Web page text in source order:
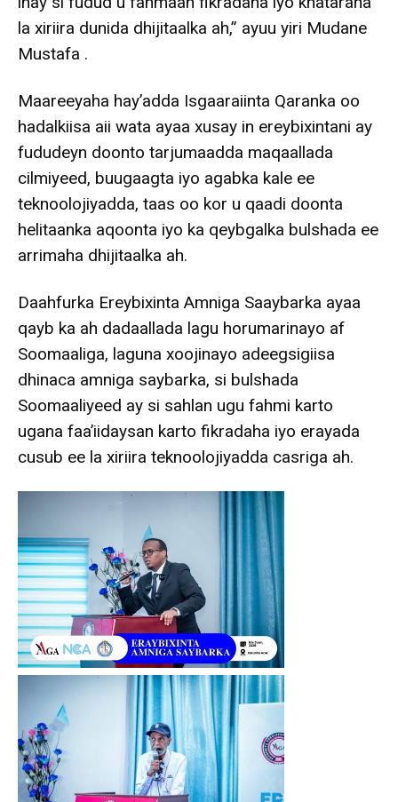
la xiriira dunida dhijitaalka ah,” ayuu yiri Mudane
Mustafa .
Maareeyaha hay’adda Isgaaraiinta Qaranka oo
hadalkiisa aii wata ayaa xusay in ereybixintani ay
fududeyn doonto tarjumaadda maqaallada
cilmiyeed, buugaagta iyo agabka kale ee
teknoolojiyadda, taas oo kor u qaadi doonta
helitaanka aqoonta iyo ka qeybgalka bulshada ee
arrimaha dhijitaalka ah.
Daahfurka Ereybixinta Amniga Saaybarka ayaa
qayb ka ah dadaallada lagu horumarinayo af
Soomaaliga, laguna xoojinayo adeegsigiisa
dhinaca amniga saybarka, si bulshada
Soomaaliyeed ay si sahlan ugu fahmi karto
ugana faa’iidaysan karto fikradaha iyo erayada
cusub ee la xiriira teknoolojiyadda casriga ah.